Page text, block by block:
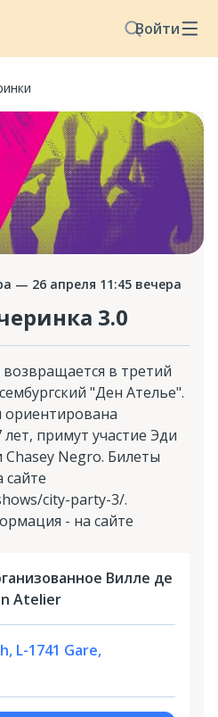
Войти
— 26 апреля 11:45 вечера
3.0
в третий
"Ден Ателье".
ориентирована
примут участие Эди
Chasey Negro. Билеты
city-party-3/.
- на сайте
Вилле де
Atelier
L-1741 Gare,